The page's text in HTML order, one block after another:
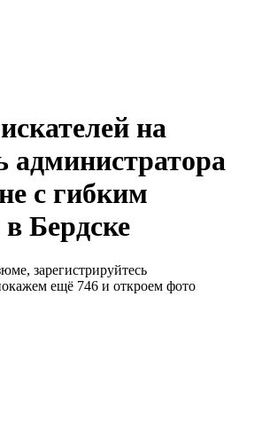
на
администратора
с гибким
Бердске
зарегистрируйтесь
ещё 746 и откроем фото